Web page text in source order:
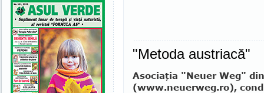
"Metoda austriacă"
Asociaţia "Neuer Weg"
(www.neuerweg.ro),